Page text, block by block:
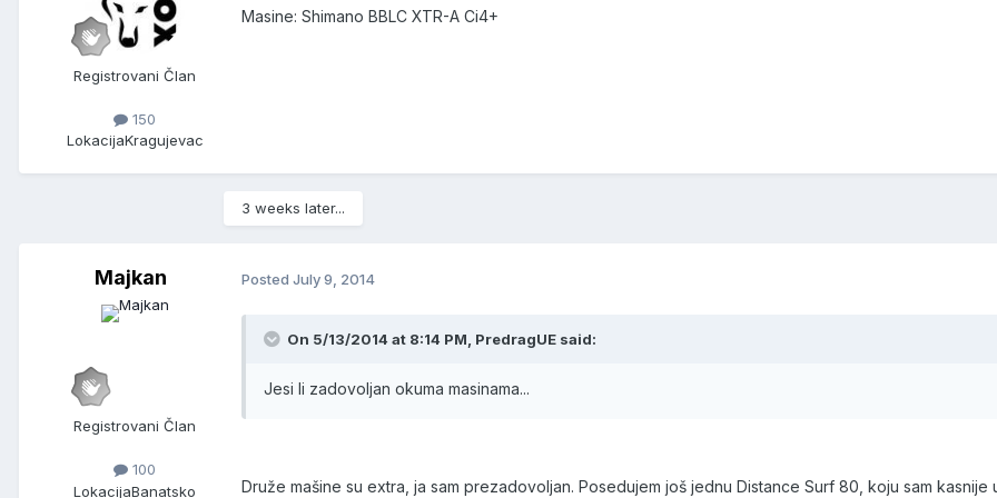
Registrovani Član
150
LokacijaKragujevac
Masine: Shimano BBLC XTR-A Ci4+
3 weeks later...
Majkan
Registrovani Član
100
LokacijaBanatsko
Posted July 9, 2014
On 5/13/2014 at 8:14 PM, PredragUE said:
Jesi li zadovoljan okuma masinama...
Druže mašine su extra, ja sam prezadovoljan. Posedujem još jednu Distance Surf 80, koju sam kasnije